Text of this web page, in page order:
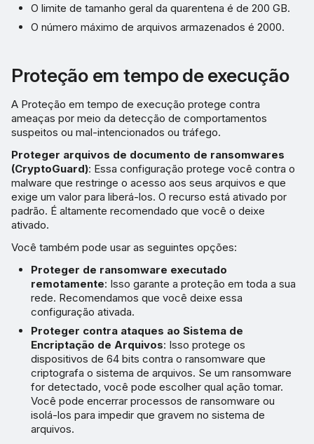
O limite de tamanho geral da quarentena é de 200 GB.
O número máximo de arquivos armazenados é 2000.
Proteção em tempo de execução
A Proteção em tempo de execução protege contra
ameaças por meio da detecção de comportamentos
suspeitos ou mal-intencionados ou tráfego.
Proteger arquivos de documento de ransomwares
(CryptoGuard): Essa configuração protege você contra o
malware que restringe o acesso aos seus arquivos e que
exige um valor para liberá-los. O recurso está ativado por
padrão. É altamente recomendado que você o deixe
ativado.
Você também pode usar as seguintes opções:
Proteger de ransomware executado
remotamente: Isso garante a proteção em toda a sua
rede. Recomendamos que você deixe essa
configuração ativada.
Proteger contra ataques ao Sistema de
Encriptação de Arquivos: Isso protege os
dispositivos de 64 bits contra o ransomware que
criptografa o sistema de arquivos. Se um ransomware
for detectado, você pode escolher qual ação tomar.
Você pode encerrar processos de ransomware ou
isolá-los para impedir que gravem no sistema de
arquivos.